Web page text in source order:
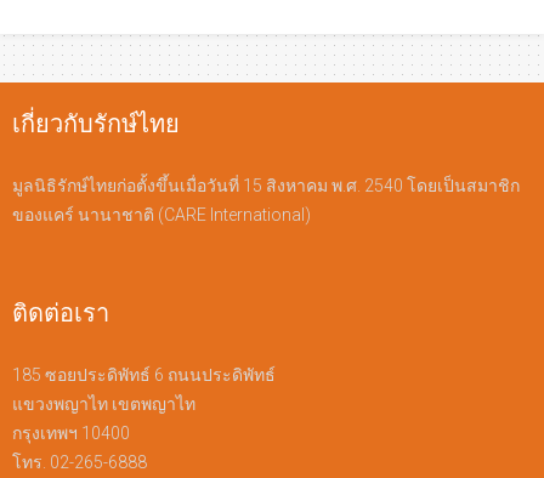
เกี่ยวกับรักษ์ไทย
มูลนิธิรักษ์ไทยก่อตั้งขึ้นเมื่อวันที่ 15 สิงหาคม พ.ศ. 2540 โดยเป็นสมาชิก
ของแคร์ นานาชาติ (CARE International)
ติดต่อเรา
185 ซอยประดิพัทธ์ 6 ถนนประดิพัทธ์
แขวงพญาไท เขตพญาไท
กรุงเทพฯ 10400
โทร. 02-265-6888